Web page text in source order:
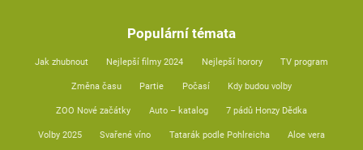
Populární témata
Jak zhubnout Nejlepší filmy 2024 Nejlepší horory TV program
Změna času Partie Počasí Kdy budou volby
ZOO Nové začátky Auto – katalog 7 pádů Honzy Dědka
Volby 2025 Svařené víno Tatarák podle Pohlreicha Aloe vera